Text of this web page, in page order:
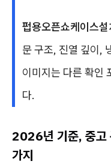
펍용오픈쇼케이스설
문 구조, 진열 깊이,
이미지는 다른 확인
다.
2026년 기준, 중고
가지